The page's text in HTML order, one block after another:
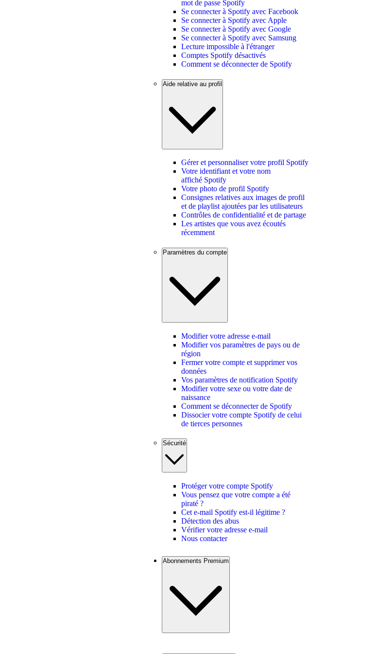
mot de passe Spotify
Se connecter à Spotify avec Facebook
Se connecter à Spotify avec Apple
Se connecter à Spotify avec Google
Se connecter à Spotify avec Samsung
Lecture impossible à l'étranger
Comptes Spotify désactivés
Comment se déconnecter de Spotify
Aide relative au profil
Gérer et personnaliser votre profil Spotify
Votre identifiant et votre nom
affiché Spotify
Votre photo de profil Spotify
Consignes relatives aux images de profil
et de playlist ajoutées par les utilisateurs
Contrôles de confidentialité et de partage
Les artistes que vous avez écoutés
récemment
Paramètres du compte
Modifier votre adresse e-mail
Modifier vos paramètres de pays ou de
région
Fermer votre compte et supprimer vos
données
Vos paramètres de notification Spotify
Modifier votre sexe ou votre date de
naissance
Comment se déconnecter de Spotify
Dissocier votre compte Spotify de celui
de tierces personnes
Sécurité
Protéger votre compte Spotify
Vous pensez que votre compte a été
piraté ?
Cet e-mail Spotify est-il légitime ?
Détection des abus
Vérifier votre adresse e-mail
Nous contacter
Abonnements Premium